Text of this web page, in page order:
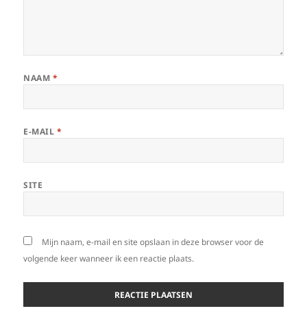
NAAM *
E-MAIL *
SITE
Mijn naam, e-mail en site opslaan in deze browser voor de
volgende keer wanneer ik een reactie plaats.